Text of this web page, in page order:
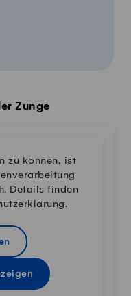
Zunge
zu können, ist
Details finden
.